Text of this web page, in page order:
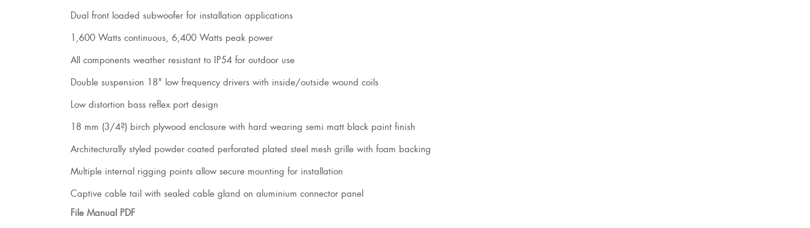
Dual front loaded subwoofer for installation applications
1,600 Watts continuous, 6,400 Watts peak power
All components weather resistant to IP54 for outdoor use
Double suspension 18" low frequency drivers with inside/outside wound coils
Low distortion bass reflex port design
18 mm (3/4?) birch plywood enclosure with hard wearing semi matt black paint finish
Architecturally styled powder coated perforated plated steel mesh grille with foam backing
Multiple internal rigging points allow secure mounting for installation
Captive cable tail with sealed cable gland on aluminium connector panel
File Manual PDF